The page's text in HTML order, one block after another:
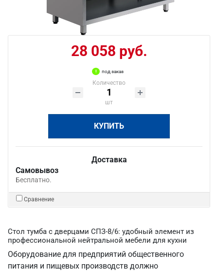
28 058 руб.
под заказ
Количество
шт
КУПИТЬ
Доставка
Самовывоз
Бесплатно.
Сравнение
Стол тумба с дверцами СПЗ-8/6: удобный элемент из
профессиональной нейтральной мебели для кухни
Оборудование для предприятий общественного
питания и пищевых производств должно